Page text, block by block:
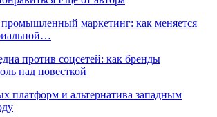
маркетинг: как меняется
против соцсетей: как бренды
над повесткой
платформ и альтернатива западным